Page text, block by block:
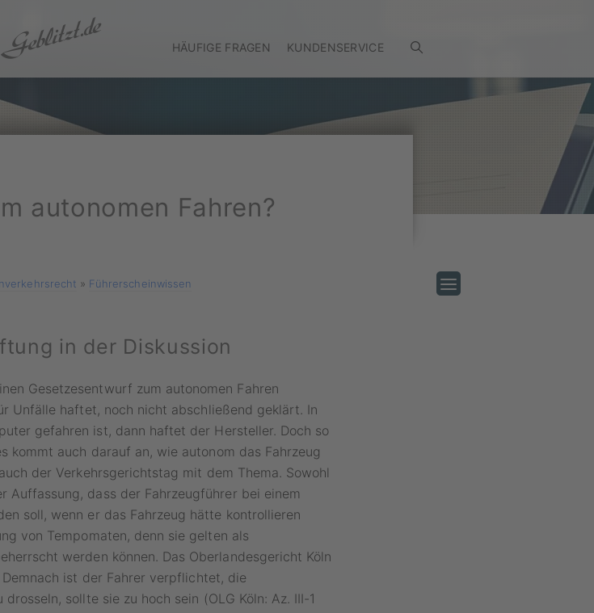
HÄUFIGE FRAGEN KUNDENSERVICE
autonomen Fahren?
» Führerscheinwissen
in der Diskussion
Gesetzesentwurf zum autonomen Fahren
Unfälle haftet, noch nicht abschließend geklärt. In
gefahren ist, dann haftet der Hersteller. Doch so
kommt auch darauf an, wie autonom das Fahrzeug
der Verkehrsgerichtstag mit dem Thema. Sowohl
Auffassung, dass der Fahrzeugführer bei einem
soll, wenn er das Fahrzeug hätte kontrollieren
von Tempomaten, denn sie gelten als
werden können. Das Oberlandesgericht Köln
ist der Fahrer verpflichtet, die
sollte sie zu hoch sein (OLG Köln: Az. III-1